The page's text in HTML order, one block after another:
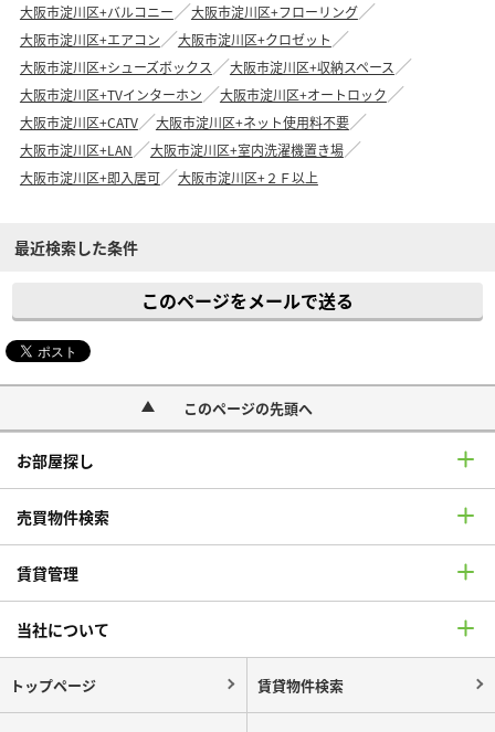
大阪市淀川区+バルコニー
大阪市淀川区+フローリング
大阪市淀川区+エアコン
大阪市淀川区+クロゼット
大阪市淀川区+シューズボックス
大阪市淀川区+収納スペース
大阪市淀川区+TVインターホン
大阪市淀川区+オートロック
大阪市淀川区+CATV
大阪市淀川区+ネット使用料不要
大阪市淀川区+LAN
大阪市淀川区+室内洗濯機置き場
大阪市淀川区+即入居可
大阪市淀川区+２Ｆ以上
最近検索した条件
このページをメールで送る
このページの先頭へ
お部屋探し
売買物件検索
賃貸管理
当社について
トップページ 賃貸物件検索